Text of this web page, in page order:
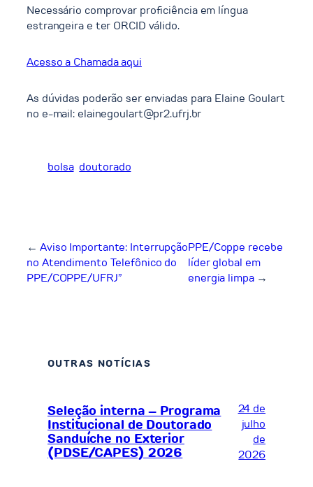
Necessário comprovar proficiência em língua
estrangeira e ter ORCID válido. ​
Acesso a Chamada aqui
As dúvidas poderão ser enviadas para Elaine Goulart
no e-mail: elainegoulart@pr2.ufrj.br
bolsa doutorado
← Aviso Importante: Interrupção
no Atendimento Telefônico do
PPE/COPPE/UFRJ”
PPE/Coppe recebe
líder global em
energia limpa →
OUTRAS NOTÍCIAS
Seleção interna – Programa
Institucional de Doutorado
Sanduíche no Exterior
(PDSE/CAPES) 2026
24 de
julho
de
2026